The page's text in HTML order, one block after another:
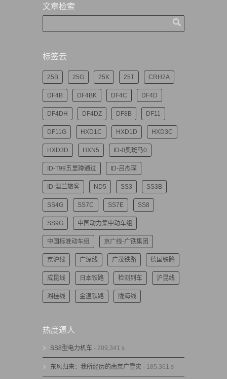
文章检索
标签云
25B 25G 25K 25T CRH2A
DF4B DF4BK DF4C DF4D
DF4DH DF4DZ DF8B DF11
DF11G HXD1C HXD1D HXD3C
HXD3D HXN5 ID-0奥斑马0
ID-T99五里蹲通过 ID-吕杰琛
ID-温兰旅客 ND5 SS3 SS3B
SS4G SS7C SS7E SS8
SS9G 中国动力集中动车组
中国标准动车组 京广线-广铁集团
京沪线 广深线 广茂铁路 德国铁路
成昆线 日本铁路 检测列车 沪昆线
湘桂线 金温铁路 陇海线
热度逼人
SS8型电力机车 - 209,341 s
东风归来：我所经历的南京广雪灾 - 185,361 s